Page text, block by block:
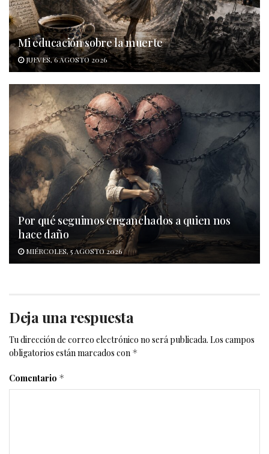
Mi educación sobre la muerte
JUEVES, 6 AGOSTO 2026
Por qué seguimos enganchados a quien nos
hace daño
MIÉRCOLES, 5 AGOSTO 2026
Deja una respuesta
Tu dirección de correo electrónico no será publicada. Los campos
obligatorios están marcados con *
Comentario *